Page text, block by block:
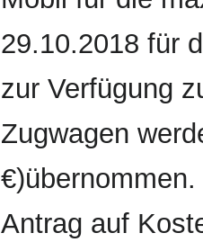
29.10.2018 für
zur Verfügung
Zugwagen
Antrag auf